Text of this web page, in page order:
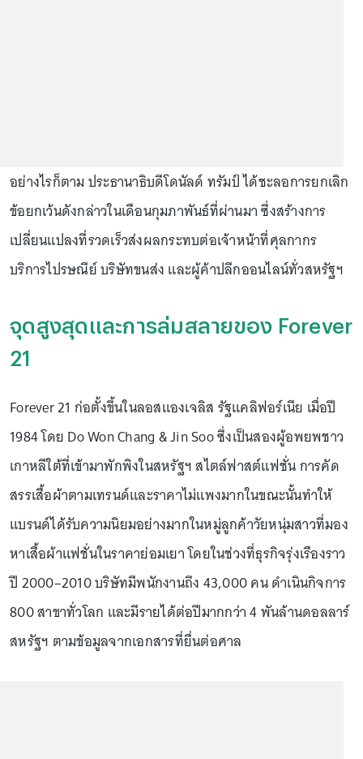
อย่างไรก็ตาม ประธานาธิบดีโดนัลด์ ทรัมป์ ได้ชะลอการยกเลิก
ข้อยกเว้นดังกล่าวในเดือนกุมภาพันธ์ที่ผ่านมา ซึ่งสร้างการ
เปลี่ยนแปลงที่รวดเร็วส่งผลกระทบต่อเจ้าหน้าที่ศุลกากร
บริการไปรษณีย์ บริษัทขนส่ง และผู้ค้าปลีกออนไลน์ทั่วสหรัฐฯ
จุดสูงสุดและการล่มสลายของ Forever
21
Forever 21 ก่อตั้งขึ้นในลอสแองเจลิส รัฐแคลิฟอร์เนีย เมื่อปี
1984 โดย Do Won Chang & Jin Soo ซึ่งเป็นสองผู้อพยพชาว
เกาหลีใต้ที่เข้ามาพักพิงในสหรัฐฯ สไตล์ฟาสต์แฟชั่น การคัด
สรรเสื้อผ้าตามเทรนด์และราคาไม่แพงมากในขณะนั้นทำให้
แบรนด์ได้รับความนิยมอย่างมากในหมู่ลูกค้าวัยหนุ่มสาวที่มอง
หาเสื้อผ้าแฟชั่นในราคาย่อมเยา โดยในช่วงที่ธุรกิจรุ่งเรืองราว
ปี 2000–2010 บริษัทมีพนักงานถึง 43,000 คน ดำเนินกิจการ
800 สาขาทั่วโลก และมีรายได้ต่อปีมากกว่า 4 พันล้านดอลลาร์
สหรัฐฯ ตามข้อมูลจากเอกสารที่ยื่นต่อศาล